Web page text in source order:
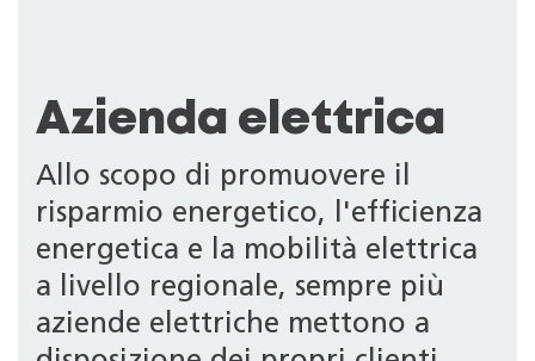
Azienda elettrica
Allo scopo di promuovere il
risparmio energetico, l'efficienza
energetica e la mobilità elettrica
a livello regionale, sempre più
aziende elettriche mettono a